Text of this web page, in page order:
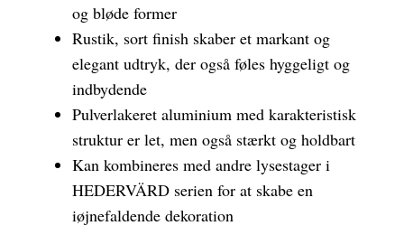
og bløde former
Rustik, sort finish skaber et markant og
elegant udtryk, der også føles hyggeligt og
indbydende
Pulverlakeret aluminium med karakteristisk
struktur er let, men også stærkt og holdbart
Kan kombineres med andre lysestager i
HEDERVÄRD serien for at skabe en
iøjnefaldende dekoration